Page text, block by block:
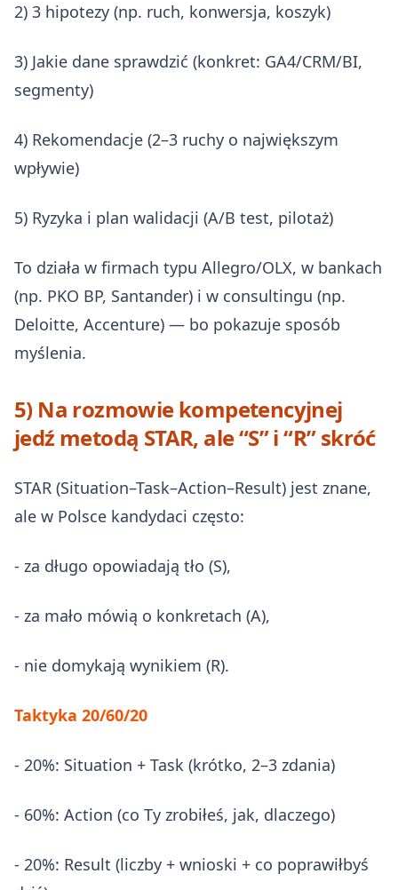
2) 3 hipotezy (np. ruch, konwersja, koszyk)
3) Jakie dane sprawdzić (konkret: GA4/CRM/BI,
segmenty)
4) Rekomendacje (2–3 ruchy o największym
wpływie)
5) Ryzyka i plan walidacji (A/B test, pilotaż)
To działa w firmach typu Allegro/OLX, w bankach
(np. PKO BP, Santander) i w consultingu (np.
Deloitte, Accenture) — bo pokazuje sposób
myślenia.
5) Na rozmowie kompetencyjnej
jedź metodą STAR, ale “S” i “R” skróć
STAR (Situation–Task–Action–Result) jest znane,
ale w Polsce kandydaci często:
- za długo opowiadają tło (S),
- za mało mówią o konkretach (A),
- nie domykają wynikiem (R).
Taktyka 20/60/20
- 20%: Situation + Task (krótko, 2–3 zdania)
- 60%: Action (co Ty zrobiłeś, jak, dlaczego)
- 20%: Result (liczby + wnioski + co poprawiłbyś